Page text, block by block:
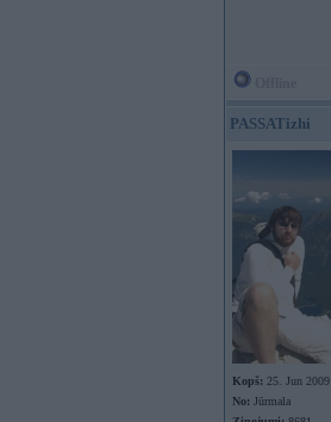
PASSATizhi
Kopš: 25. Jun 2009
No: Jūrmala